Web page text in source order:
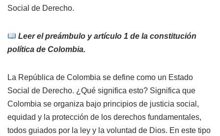
Social de Derecho.
Leer el preámbulo y artículo 1 de la constitución
política de Colombia.
La República de Colombia se define como un Estado
Social de Derecho. ¿Qué significa esto? Significa que
Colombia se organiza bajo principios de justicia social,
equidad y la protección de los derechos fundamentales,
todos guiados por la ley y la voluntad de Dios. En este tipo